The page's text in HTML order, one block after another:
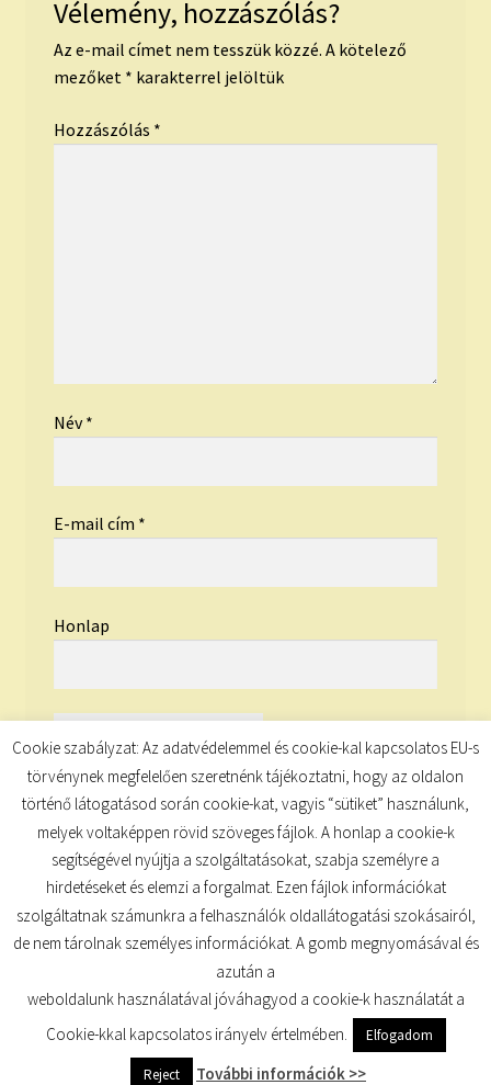
Vélemény, hozzászólás?
Az e-mail címet nem tesszük közzé. A kötelező
mezőket * karakterrel jelöltük
Hozzászólás *
Név*
E-mail cím *
Honlap
© TUDATKULCS 2026
Cookie szabályzat: Az adatvédelemmel és cookie-kal kapcsolatos EU-s
törvénynek megfelelően szeretnénk tájékoztatni, hogy az oldalon
történő látogatásod során cookie-kat, vagyis “sütiket” használunk,
melyek voltaképpen rövid szöveges fájlok. A honlap a cookie-k
segítségével nyújtja a szolgáltatásokat, szabja személyre a
hirdetéseket és elemzi a forgalmat. Ezen fájlok információkat
szolgáltatnak számunkra a felhasználók oldallátogatási szokásairól,
de nem tárolnak személyes információkat. A gomb megnyomásával és
azután a
weboldalunk használatával jóváhagyod a cookie-k használatát a
Cookie-kkal kapcsolatos irányelv értelmében.
Elfogadom
Reject További információk >>